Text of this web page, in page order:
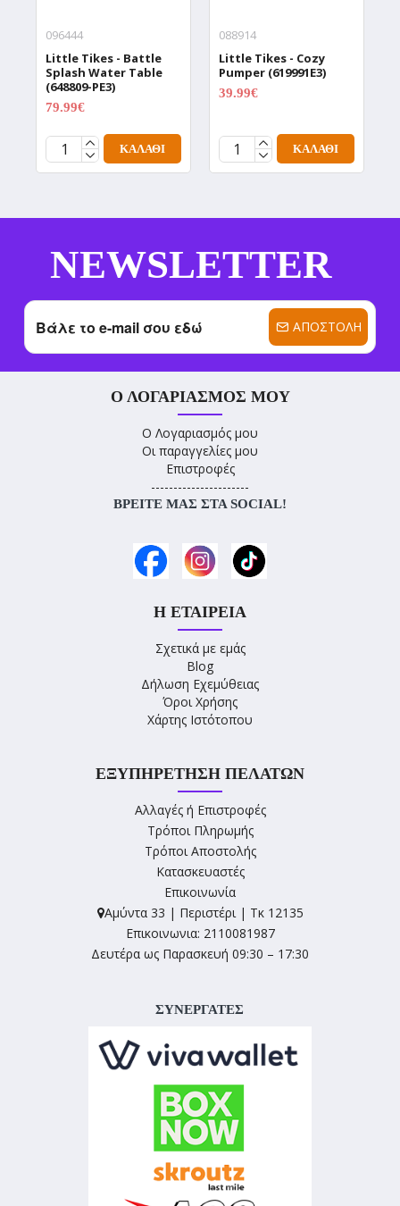
096444
Little Tikes - Battle
Splash Water Table
(648809-PE3)
79.99€
ΚΑΛΆΘΙ
088914
Little Tikes - Cozy
Pumper (619991E3)
39.99€
ΚΑΛΆΘΙ
NEWSLETTER
ΑΠΟΣΤΟΛΉ
Ο ΛΟΓΑΡΙΑΣΜΌΣ ΜΟΥ
Ο Λογαριασμός μου
Οι παραγγελίες μου
Επιστροφές
----------------------
ΒΡΕΊΤΕ ΜΑΣ ΣΤΑ SOCIAL!
Η ΕΤΑΙΡΕΊΑ
Σχετικά με εμάς
Blog
Δήλωση Εχεμύθειας
Όροι Χρήσης
Χάρτης Ιστότοπου
ΕΞΥΠΗΡΈΤΗΣΗ ΠΕΛΑΤΏΝ
Αλλαγές ή Επιστροφές
Τρόποι Πληρωμής
Τρόποι Αποστολής
Κατασκευαστές
Επικοινωνία
Αμύντα 33 | Περιστέρι | Τκ 12135
Επικοινωνια: 2110081987
Δευτέρα ως Παρασκευή 09:30 – 17:30
ΣΥΝΕΡΓΑΤΕΣ